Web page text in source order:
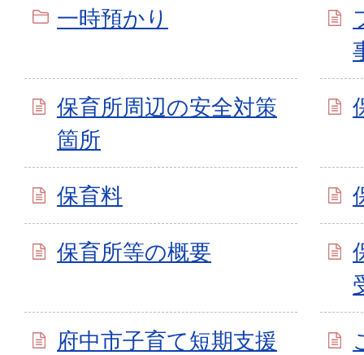
一時預かり
保育所周辺の安全対策
箇所
保育料
保育所等の概要
府中市子育て短期支援